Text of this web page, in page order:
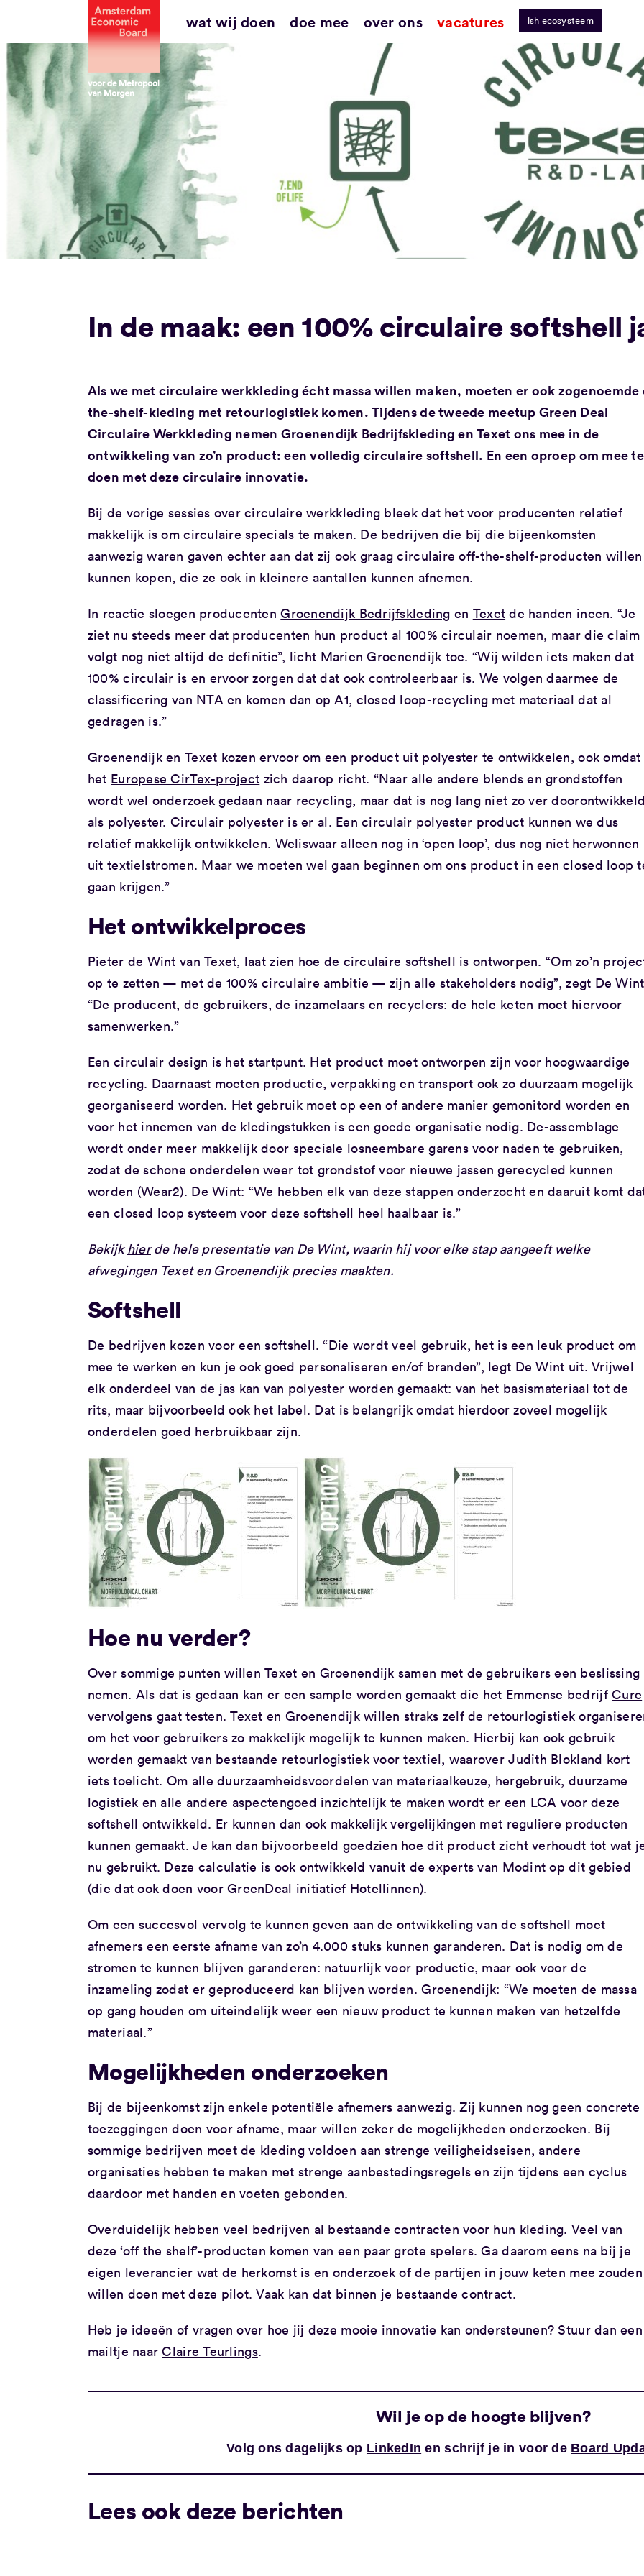
inhoud
wat wij doen doe mee over ons vacatures lsh ecosysteem
In de maak: een 100% circulaire softshell
Als we met circulaire werkkleding écht massa willen maken, moeten er ook zogenoemde
the-shelf-kleding met retourlogistiek komen. Tijdens de tweede meetup Green Deal
Circulaire Werkkleding nemen Groenendijk Bedrijfskleding en Texet ons mee in de
ontwikkeling van zo’n product: een volledig circulaire softshell. En een oproep om mee te
doen met deze circulaire innovatie.
Bij de vorige sessies over circulaire werkkleding bleek dat het voor producenten relatief
makkelijk is om circulaire specials te maken. De bedrijven die bij die bijeenkomsten
aanwezig waren gaven echter aan dat zij ook graag circulaire off-the-shelf-producten willen
kunnen kopen, die ze ook in kleinere aantallen kunnen afnemen.
In reactie sloegen producentenGroenendijk Bedrijfskleding en Texet de handen ineen. “Je
ziet nu steeds meer dat producenten hun product al 100% circulair noemen, maar die claim
volgt nog niet altijd de definitie”, licht Marien Groenendijk toe. “Wij wilden iets maken dat
100% circulair is en ervoor zorgen dat dat ook controleerbaar is. We volgen daarmee de
classificering van NTA en komen dan op A1, closed loop-recycling met materiaal dat al
gedragen is.”
Groenendijk en Texet kozen ervoor om een product uit polyester te ontwikkelen, ook omdat
het Europese CirTex-project zich daarop richt. “Naar alle andere blends en grondstoffen
wordt wel onderzoek gedaan naar recycling, maar dat is nog lang niet zo ver
als polyester. Circulair polyester is er al. Een circulair polyester product kunnen we dus
relatief makkelijk ontwikkelen. Weliswaar alleen nog in ‘open loop’, dus nog niet herwonnen
uit textielstromen. Maar we moeten wel gaan beginnen om ons product in een closed loop
gaan krijgen.”
Het ontwikkelproces
Pieter de Wint van Texet, laat zien hoe de circulaire softshell is ontworpen. “Om zo’n
op te zetten — met de 100% circulaire ambitie — zijn alle stakeholders nodig”, zegt De
“De producent, de gebruikers, de inzamelaars en recyclers: de hele keten moet hiervoor
samenwerken.”
Een circulair design is het startpunt. Het product moet ontworpen zijn voor hoogwaardige
recycling. Daarnaast moeten productie, verpakking en transport ook zo duurzaam mogelijk
georganiseerd worden. Het gebruik moet op een of andere manier gemonitord worden en
voor het innemen van de kledingstukken is een goede organisatie nodig. De-assemblage
wordt onder meer makkelijk door speciale losneembare garens voor naden te gebruiken,
zodat de schone onderdelen weer tot grondstof voor nieuwe jassen gerecycled kunnen
worden (Wear2). De Wint: “We hebben elk van deze stappen onderzocht en daaruit komt
een closed loop systeem voor deze softshell heel haalbaar is.”
Bekijkhierde hele presentatie van De Wint, waarin hij voor elke stap aangeeft welke
afwegingen Texet en Groenendijk precies maakten.
Softshell
De bedrijven kozen voor een softshell. “Die wordt veel gebruik, het is een leuk product om
mee te werken en kun je ook goed personaliseren en/of branden”, legt De Wint uit. Vrijwel
elk onderdeel van de jas kan van polyester worden gemaakt: van het basismateriaal tot de
rits, maar bijvoorbeeld ook het label. Dat is belangrijk omdat hierdoor zoveel mogelijk
onderdelen goed herbruikbaar zijn.
Hoe nu verder?
Over sommige punten willen Texet en Groenendijk samen met de gebruikers een beslissing
nemen. Als dat is gedaan kan er een sample worden gemaakt die het Emmense bedrijfCure
vervolgens gaat testen. Texet en Groenendijk willen straks zelf de retourlogistiek
om het voor gebruikers zo makkelijk mogelijk te kunnen maken. Hierbij kan ook gebruik
worden gemaakt van bestaande retourlogistiek voor textiel, waarover Judith Blokland kort
iets toelicht. Om alle duurzaamheidsvoordelen van materiaalkeuze, hergebruik, duurzame
logistiek en alle andere aspectengoed inzichtelijk te maken wordt er een LCA voor deze
softshell ontwikkeld. Er kunnen dan ook makkelijk vergelijkingen met reguliere producten
kunnen gemaakt. Je kan dan bijvoorbeeld goedzien hoe dit product zicht verhoudt tot wat
nu gebruikt. Deze calculatie is ook ontwikkeld vanuit de experts van Modint op dit gebied
(die dat ook doen voor GreenDeal initiatief Hotellinnen).
Om een succesvol vervolg te kunnen geven aan de ontwikkeling van de softshell moet
afnemers een eerste afname van zo’n 4.000 stuks kunnen garanderen. Dat is nodig om de
stromen te kunnen blijven garanderen: natuurlijk voor productie, maar ook voor de
inzameling zodat er geproduceerd kan blijven worden. Groenendijk: “We moeten de massa
op gang houden om uiteindelijk weer een nieuw product te kunnen maken van hetzelfde
materiaal.”
Mogelijkheden onderzoeken
Bij de bijeenkomst zijn enkele potentiële afnemers aanwezig. Zij kunnen nog geen concrete
toezeggingen doen voor afname, maar willen zeker de mogelijkheden onderzoeken. Bij
sommige bedrijven moet de kleding voldoen aan strenge veiligheidseisen, andere
organisaties hebben te maken met strenge aanbestedingsregels en zijn tijdens een cyclus
daardoor met handen en voeten gebonden.
Overduidelijk hebben veel bedrijven al bestaande contracten voor hun kleding. Veel van
deze ‘off the shelf’-producten komen van een paar grote spelers. Ga daarom eens na bij je
eigen leverancier wat de herkomst is en onderzoek of de partijen in jouw keten mee zouden
willen doen met deze pilot. Vaak kan dat binnen je bestaande contract.
Heb je ideeën of vragen over hoe jij deze mooie innovatie kan ondersteunen? Stuur dan een
mailtje naarClaire Teurlings.
Wil je op de hoogte blijven?
Volg ons dagelijks op LinkedIn en schrijf je in voor de Board
Lees ook deze berichten